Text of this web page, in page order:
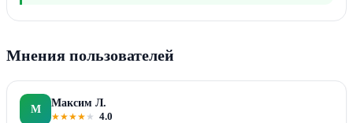
Мнения пользователей
М
Максим Л.
★★★★ ★ 4.0